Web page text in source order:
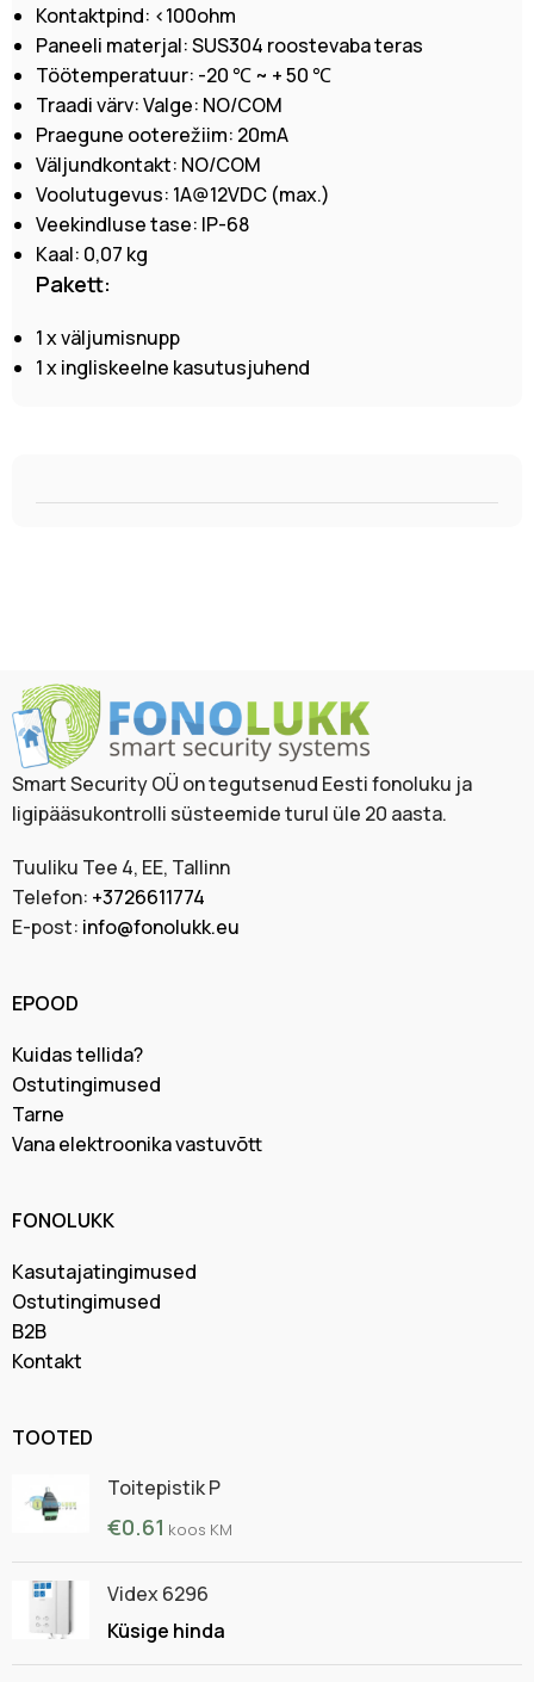
Kontaktpind: <100ohm
Paneeli materjal: SUS304 roostevaba teras
Töötemperatuur: -20 ℃ ~ + 50 ℃
Traadi värv: Valge: NO/COM
Praegune ooterežiim: 20mA
Väljundkontakt: NO/COM
Voolutugevus: 1A@12VDC (max.)
Veekindluse tase: IP-68
Kaal: 0,07 kg
Pakett:
1 x väljumisnupp
1 x ingliskeelne kasutusjuhend
Smart Security OÜ on tegutsenud Eesti fonoluku ja
ligipääsukontrolli süsteemide turul üle 20 aasta.
Tuuliku Tee 4, EE, Tallinn
Telefon: +3726611774
E-post: info@fonolukk.eu
EPOOD
Kuidas tellida?
Ostutingimused
Tarne
Vana elektroonika vastuvõtt
FONOLUKK
Kasutajatingimused
Ostutingimused
B2B
Kontakt
TOOTED
Toitepistik P
€0.61 koos KM
Videx 6296
Küsige hinda